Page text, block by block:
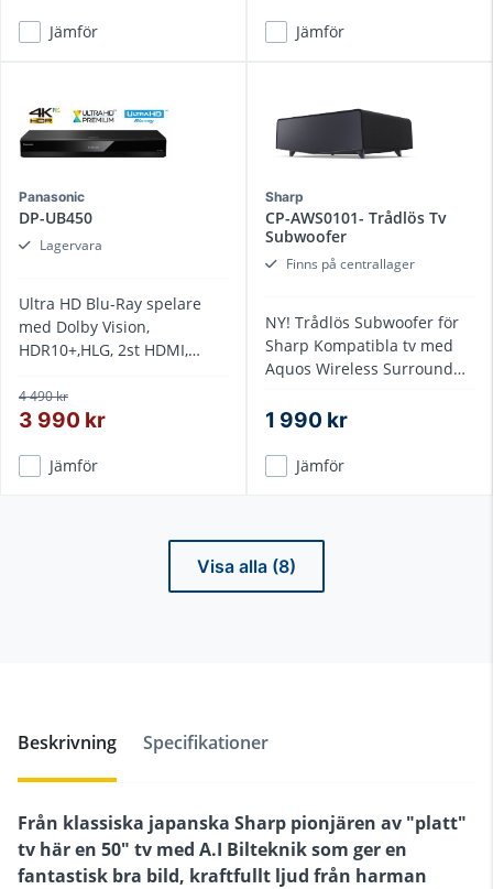
Jämför Jämför
Panasonic
DP-UB450
Lagervara
Ultra HD Blu-Ray spelare
med Dolby Vision,
HDR10+,HLG, 2st HDMI,
4 490 kr
3 990 kr
Jämför
Sharp
CP-AWS0101- Trådlös Tv
Subwoofer
Finns på centrallager
NY! Trådlös Subwoofer för
Sharp Kompatibla tv med
Aquos Wireless Surround
1 990 kr
Jämför
Visa alla (8)
Beskrivning Specifikationer
Från klassiska japanska Sharp pionjären av "platt"
tv här en 50" tv med A.I Bilteknik som ger en
fantastisk bra bild, kraftfullt ljud från harman